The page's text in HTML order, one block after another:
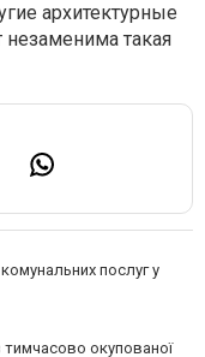
архитектурные
такая
послуг у
тимчасово окупованої